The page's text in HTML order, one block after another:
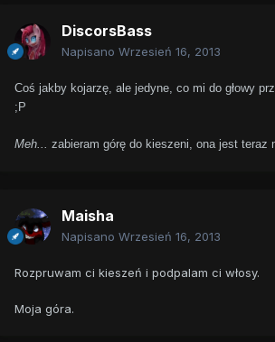
DiscorsBass
Napisano Wrzesień 16, 2013
Coś jakby kojarzę, ale jedyne, co mi do głowy
;P
Meh... zabieram górę do kieszeni, ona jest teraz
Maisha
Napisano Wrzesień 16, 2013
Rozpruwam ci kieszeń i podpalam ci włosy.
Moja góra.